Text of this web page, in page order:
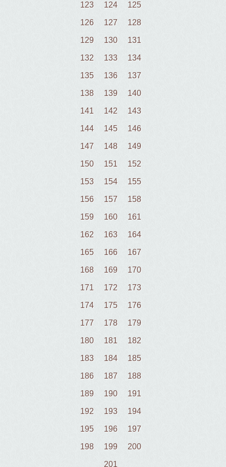
123 124 125
126 127 128
129 130 131
132 133 134
135 136 137
138 139 140
141 142 143
144 145 146
147 148 149
150 151 152
153 154 155
156 157 158
159 160 161
162 163 164
165 166 167
168 169 170
171 172 173
174 175 176
177 178 179
180 181 182
183 184 185
186 187 188
189 190 191
192 193 194
195 196 197
198 199 200
201